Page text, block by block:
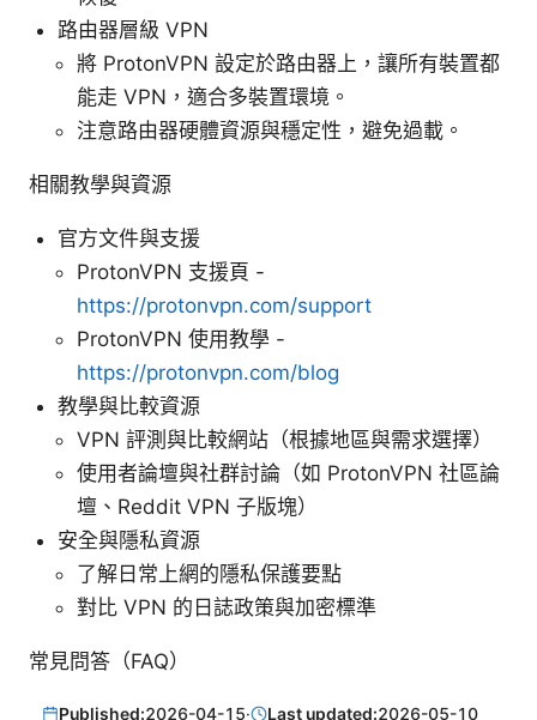
路由器層級 VPN
將 ProtonVPN 設定於路由器上，讓所有裝置都
能走 VPN，適合多裝置環境。
注意路由器硬體資源與穩定性，避免過載。
相關教學與資源
官方文件與支援
ProtonVPN 支援頁 -
https://protonvpn.com/support
ProtonVPN 使用教學 -
https://protonvpn.com/blog
教學與比較資源
VPN 評測與比較網站（根據地區與需求選擇）
使用者論壇與社群討論（如 ProtonVPN 社區論
壇、Reddit VPN 子版塊）
安全與隱私資源
了解日常上網的隱私保護要點
對比 VPN 的日誌政策與加密標準
常見問答（FAQ）
Published:2026-04-15· Last updated:2026-05-10